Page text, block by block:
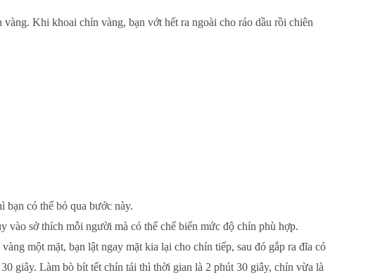
Khi khoai chín vàng, bạn vớt hết ra ngoài cho ráo dầu rồi chiên
bạn có thể bỏ qua bước này.
sở thích mỗi người mà có thể chế biến mức độ chín phù hợp.
một mặt, bạn lật ngay mặt kia lại cho chín tiếp, sau đó gắp ra đĩa có
giây. Làm bò bít tết chín tái thì thời gian là 2 phút 30 giây, chín vừa là